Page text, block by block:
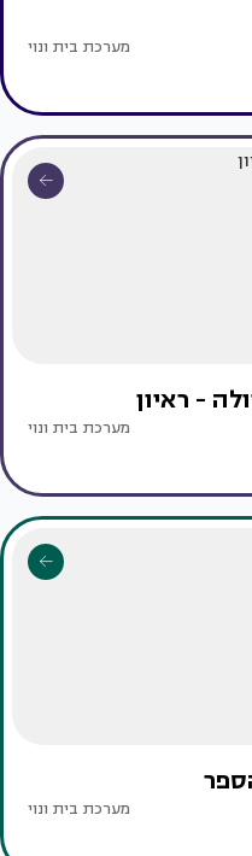
מערכת בית ונוי
- ראיון
מערכת בית ונוי
מערכת בית ונוי